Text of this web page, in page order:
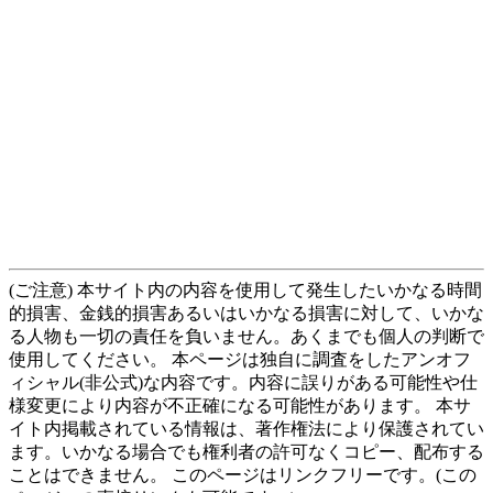
(ご注意) 本サイト内の内容を使用して発生したいかなる時間
的損害、金銭的損害あるいはいかなる損害に対して、いかな
る人物も一切の責任を負いません。あくまでも個人の判断で
使用してください。 本ページは独自に調査をしたアンオフ
ィシャル(非公式)な内容です。内容に誤りがある可能性や仕
様変更により内容が不正確になる可能性があります。 本サ
イト内掲載されている情報は、著作権法により保護されてい
ます。いかなる場合でも権利者の許可なくコピー、配布する
ことはできません。 このページはリンクフリーです。(この